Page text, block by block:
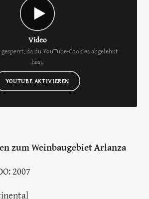
Video
da du YouTube-Cookies abgelehnt
hast.
YOUTUBE AKTIVIEREN
zum Weinbaugebiet Arlanza
2007